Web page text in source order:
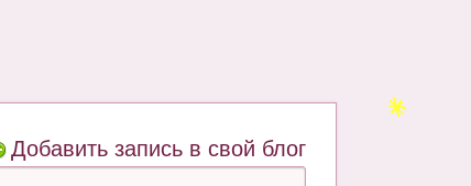
Добавить запись в свой блог